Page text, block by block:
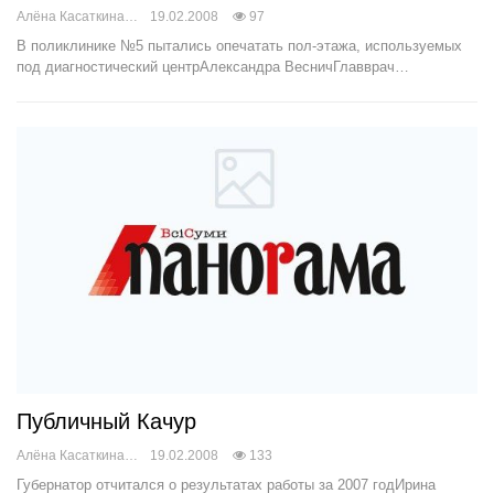
Алёна Касаткина 19.02.2008 97
В поликлинике №5 пытались опечатать пол-этажа, используемых
под диагностический центрАлександра ВесничГлавврач…
Публичный Качур
Алёна Касаткина 19.02.2008 133
Губернатор отчитался о результатах работы за 2007 годИрина